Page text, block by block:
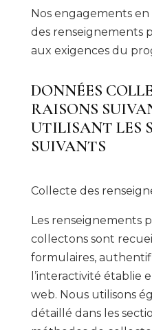
Nos engagements
des renseignements
aux exigences du
DONNÉES
RAISONS
UTILISANT LES
SUIVANTS
Collecte des
Les renseignements
collectons sont
formulaires,
l’interactivité établie
web. Nous utilisons
détaillé dans les